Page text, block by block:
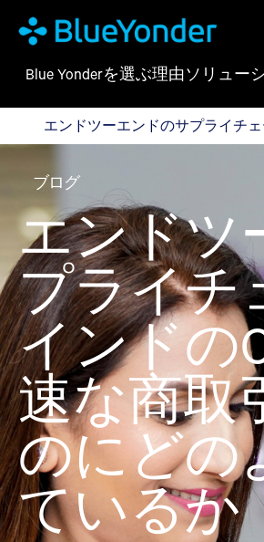
エンドツーエンドのサプライチェ
Blue Yonderを選ぶ理由ソリュー
エンドツーエンドのサプライチ
ブログ
エンドツ
プライチ
インドの
速な商取
のにどの
ているか